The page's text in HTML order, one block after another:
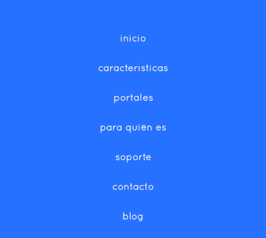
inicio
características
portales
para quién es
soporte
contacto
blog